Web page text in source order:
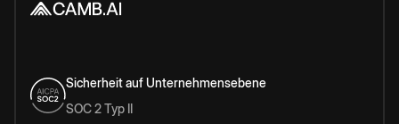
Sicherheit auf Unternehmensebene
SOC 2 Typ II